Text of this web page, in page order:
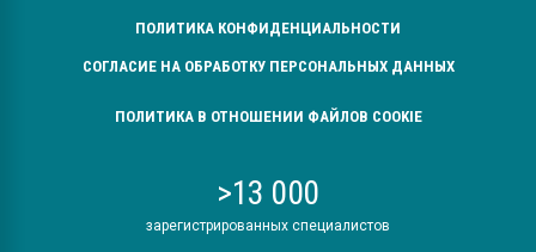
ПОЛИТИКА КОНФИДЕНЦИАЛЬНОСТИ
СОГЛАСИЕ НА ОБРАБОТКУ ПЕРСОНАЛЬНЫХ ДАННЫХ
ПОЛИТИКА В ОТНОШЕНИИ ФАЙЛОВ COOKIE
>13 000
зарегистрированных специалистов